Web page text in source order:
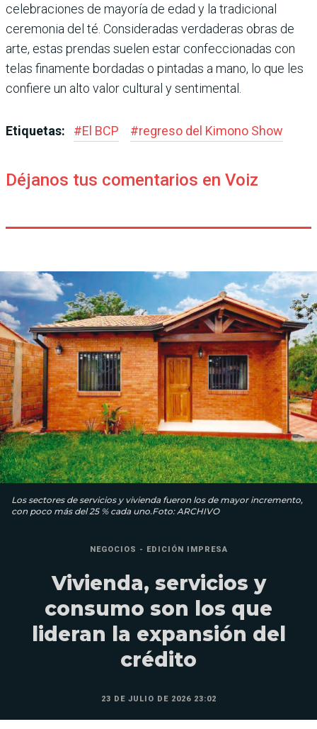
celebraciones de mayoría de edad y la tradicional
ceremo­nia del té. Consideradas ver­daderas obras de
arte, estas prendas suelen estar con­feccionadas con
telas fina­mente bordadas o pintadas a mano, lo que les
confiere un alto valor cultural y sen­timental.
Etiquetas: #El BCP #regreso del Kimono Show
Déjanos tus comentarios en Voiz
Los sectores de servicios y vivienda fueron los de mayor incremento,
con poco más del 25 % cada uno.Foto: ARCHIVO
NEGOCIOS - EDICIÓN IMPRESA
Vivienda, servicios y
consumo son los que
lideran la expansión del
crédito
23 DE JULIO DE 2026 23:02